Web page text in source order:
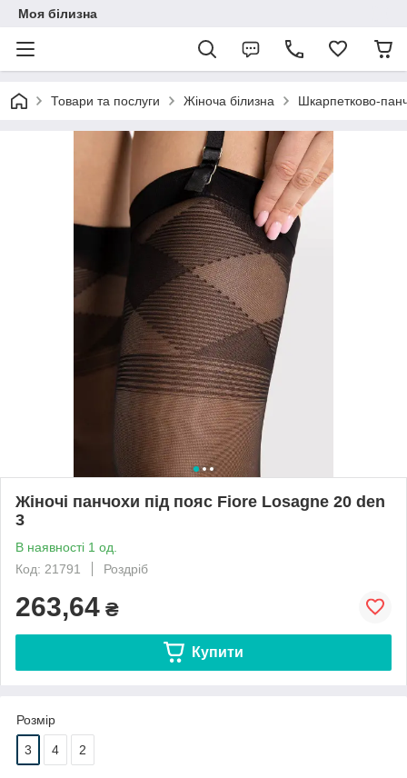
Моя білизна
Товари та послуги Жіноча білизна Шкарпетково-
Жіночі панчохи під пояс Fiore Losagne 20 den
3
В наявності 1 од.
Код: 21791
Роздріб
263,64 ₴
Купити
Розмір
3 4 2